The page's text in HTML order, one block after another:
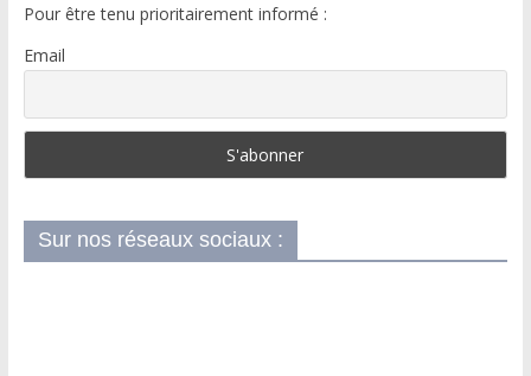
Pour être tenu prioritairement informé :
Email
Sur nos réseaux sociaux :